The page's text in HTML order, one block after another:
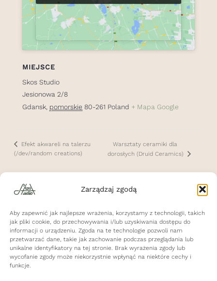
Zarządzaj zgodą
Aby zapewnić jak najlepsze wrażenia, korzystamy z technologii, takich
jak pliki cookie, do przechowywania i/lub uzyskiwania dostępu do
informacji o urządzeniu. Zgoda na te technologie pozwoli nam
przetwarzać dane, takie jak zachowanie podczas przeglądania lub
unikalne identyfikatory na tej stronie. Brak wyrażenia zgody lub
wycofanie zgody może niekorzystnie wpłynąć na niektóre cechy i
funkcje.
MIEJSCE
Skos Studio
Jesionowa 2/8
Gdansk pomorskie 80-261 Poland + Mapa Google
Efekt akwareli na talerzu
(/dev/random creations)
Warsztaty ceramiki dla
dorosłych (Druid Ceramics)
Polityka Prywatności
Regulamin Świadczenia Usług
Cennik
Poznaj nas